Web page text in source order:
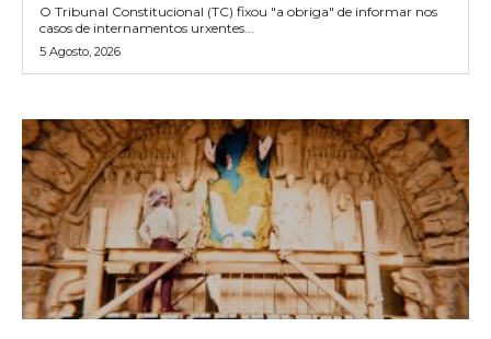
O Tribunal Constitucional (TC) fixou "a obriga" de informar nos
casos de internamentos urxentes...
5 Agosto, 2026